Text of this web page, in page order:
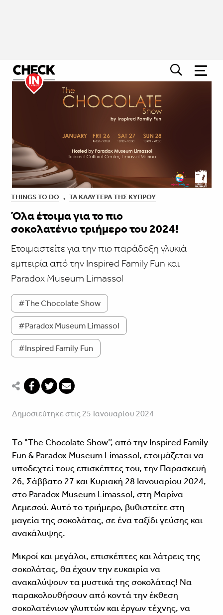
THINGS TO DO , ΤΑ ΚΑΛΎΤΕΡΑ ΤΗΣ ΚΎΠΡΟΥ
Όλα έτοιμα για το πιο
σοκολατένιο τριήμερο του 2024!
Ετοιμαστείτε για την πιο παράδοξη γλυκιά
εμπειρία από την Inspired Family Fun και
Paradox Museum Limassol
#The Chocolate Show
#Paradox Museum Limassol
#Inspired Family Fun
Δημοσιεύτηκε στις 25 Ιανουαρίου 2024
Τo "The Chocolate Show’’, από την Inspired Family
Fun & Paradox Museum Limassol, ετοιμάζεται να
υποδεχτεί τους επισκέπτες του, την Παρασκευή
26, Σάββατο 27 και Κυριακή 28 Ιανουαρίου 2024,
στο Paradox Museum Limassol, στη Μαρίνα
Λεμεσού. Αυτό το τριήμερο, βυθιστείτε στη
μαγεία της σοκολάτας, σε ένα ταξίδι γεύσης και
ανακάλυψης.
Μικροί και μεγάλοι, επισκέπτες και λάτρεις της
σοκολάτας, θα έχουν την ευκαιρία να
ανακαλύψουν τα μυστικά της σοκολάτας! Να
παρακολουθήσουν από κοντά την έκθεση
σοκολατένιων γλυπτών και έργων τέχνης, να